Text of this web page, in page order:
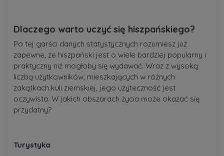
Dlaczego warto uczyć się hiszpańskiego?
Po tej garści danych statystycznych rozumiesz już
zapewne, że hiszpański jest o wiele bardziej popularny i
praktyczny niż mogłoby się wydawać. Wraz z wysoką
liczbą użytkowników, mieszkających w różnych
zakątkach kuli ziemskiej, jego użyteczność jest
oczywista. W jakich obszarach życia może okazać się
przydatny?
Turystyka